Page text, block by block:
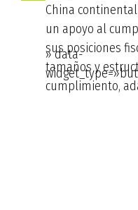
China
un apoyo al
sus posiciones
tamaños y
cumplimiento,
» data-